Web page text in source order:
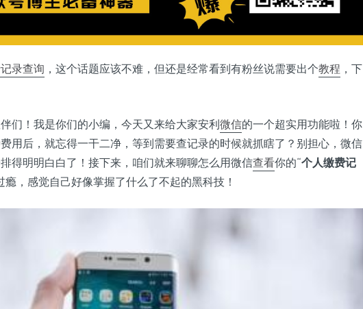
录查询 ，这个话题应该不难，但还是经常看到有粉丝说需要出个教程 ，下
们！我是你们的小编，今天又来给大家安利微信的一个超实用功能啦！你
用后，就忘得一干二净，等到需要查记录的时候就抓瞎了？别担心，微信
得明明白白了！接下来，咱们就来聊聊怎么用微信查看你的“个人缴费记
瘾，感觉自己好像掌握了什么了不起的黑科技！